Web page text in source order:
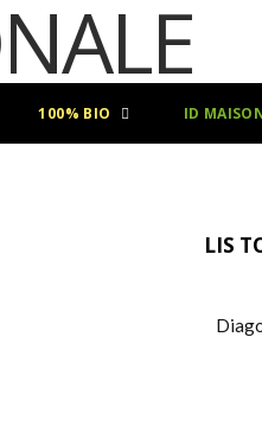
100% BIO ID
LIS